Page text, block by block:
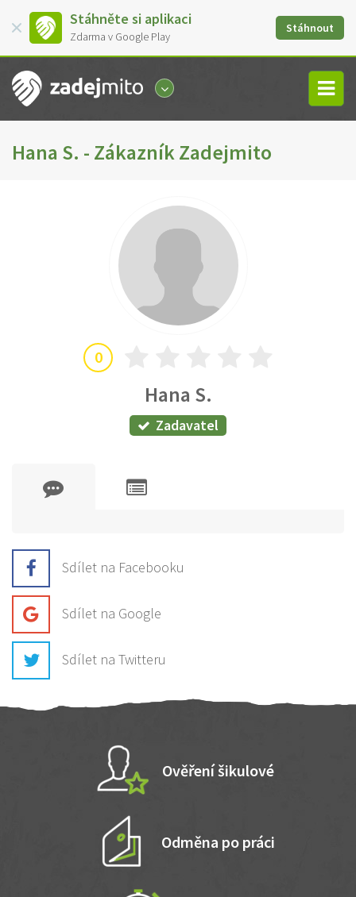
Stáhněte si aplikaci
Zdarma v Google Play
Stáhnout
Hana S. - Zákazník Zadejmito
0
Hana S.
Zadavatel
Sdílet na Facebooku
Sdílet na Google
Sdílet na Twitteru
Ověření šikulové
Odměna po práci